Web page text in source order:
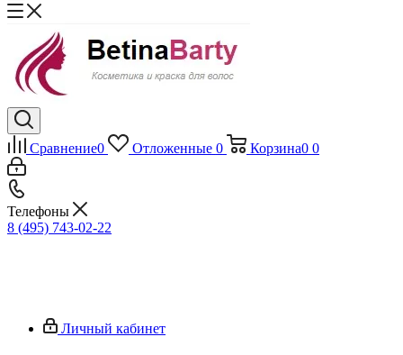
Сравнение0 Отложенные 0 Корзина0 0
Телефоны
8 (495) 743-02-22
Личный кабинет